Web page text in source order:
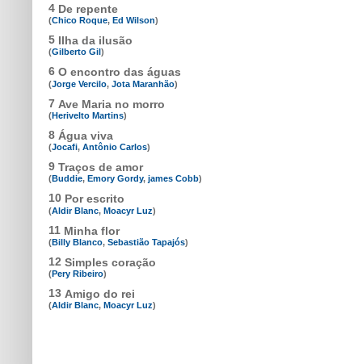
4 De repente
(Chico Roque, Ed Wilson)
5 Ilha da ilusão
(Gilberto Gil )
6 O encontro das águas
(Jorge Vercilo, Jota Maranhão)
7 Ave Maria no morro
(Herivelto Martins)
8 Água viva
(Jocafi, Antônio Carlos)
9 Traços de amor
(Buddie, Emory Gordy, james Cobb)
10 Por escrito
(Aldir Blanc, Moacyr Luz)
11 Minha flor
(Billy Blanco, Sebastião Tapajós)
12 Simples coração
(Pery Ribeiro)
13 Amigo do rei
(Aldir Blanc, Moacyr Luz)